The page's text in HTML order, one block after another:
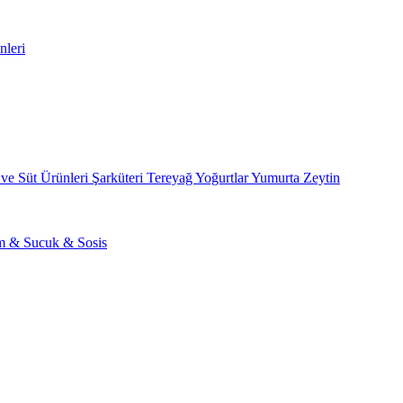
Süt Ürünleri Şarküteri TereyağYoğurtlarYumurta Zeytin
& Sucuk & Sosis